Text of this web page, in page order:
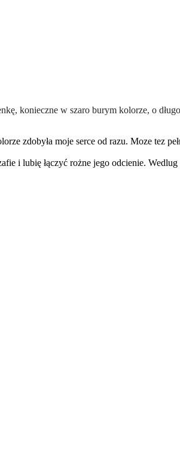
konieczne w szaro burym kolorze, o
zdobyła moje serce od razu. Moze tez
i lubię łączyć rożne jego odcienie. Wedlug